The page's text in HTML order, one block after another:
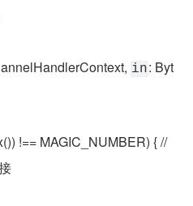
in: Byt
!== MAGIC_NUMBER) { //